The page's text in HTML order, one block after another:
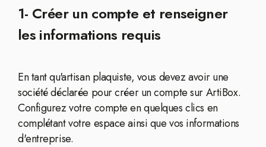
1- Créer un compte et renseigner
les informations requis
En tant qu'artisan plaquiste, vous devez avoir une
société déclarée pour créer un compte sur ArtiBox.
Configurez votre compte en quelques clics en
complétant votre espace ainsi que vos informations
d'entreprise.